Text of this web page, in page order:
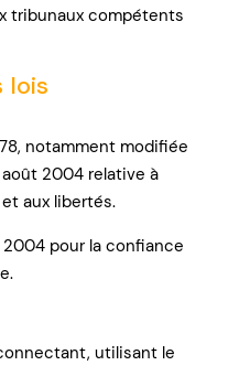
tribunaux compétents
lois
notamment modifiée
2004 relative à
aux libertés.
pour la confiance
utilisant le